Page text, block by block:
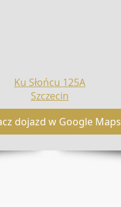
Ku Słońcu 125A
Szczecin
dojazd w Google Maps